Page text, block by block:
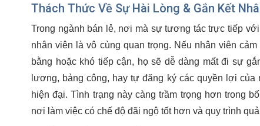
Thách Thức Về Sự Hài Lòng & Gắn Kết
Trong ngành bán lẻ, nơi mà sự tương tác trực tiếp
nhân viên là vô cùng quan trọng. Nếu nhân viên cảm
bằng hoặc khó tiếp cận, họ sẽ dễ dàng mất đi sự
lương, bảng công, hay tự đăng ký các quyền lợi
hiện đại. Tình trạng này càng trầm trọng hơn trong
nơi làm việc có chế độ đãi ngộ tốt hơn và quy trình